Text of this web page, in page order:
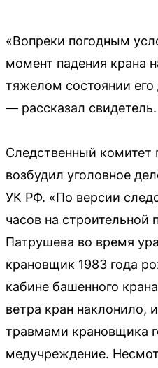
«Вопреки погодным
момент падения крана
тяжелом состоянии
— рассказал свидетель.
Следственный
возбудил уголовное
УК РФ. «По версии
часов на строительной
Патрушева во время
крановщик 1983 года
кабине башенного
ветра кран наклонило,
травмами крановщика
медучреждение.